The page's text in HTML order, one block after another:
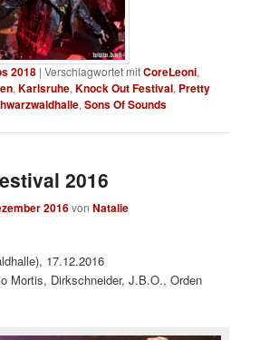
2018 |Verschlagwortet mitCoreLeoni,
,Karlsruhe,Knock Out Festival, Pretty
,Sons Of Sounds
2016
2016vonNatalie
17.12.2016
Mortis, Dirkschneider, J.B.O., Orden